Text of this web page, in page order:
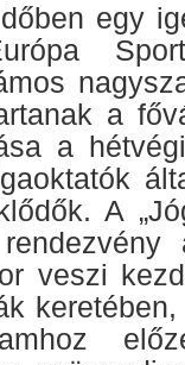
egy
a
a
A
veszi